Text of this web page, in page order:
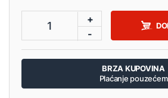
1
+
-
BRZA KUPOVINA
Plaćanje pouzećem